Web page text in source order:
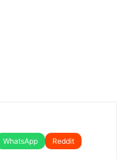
WhatsApp
Reddit